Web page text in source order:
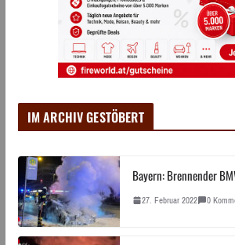
IM ARCHIV GESTÖBERT
Bayern: Brennender
27. Februar 2022 0